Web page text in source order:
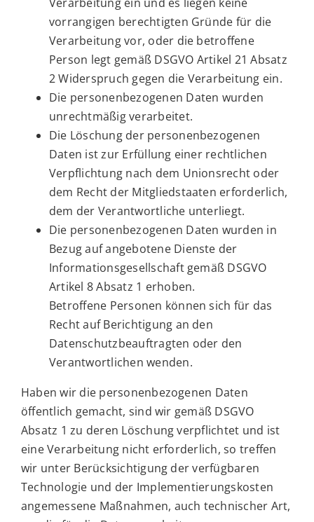
vorrangigen berechtigten Gründe für die
Verarbeitung vor, oder die betroffene
Person legt gemäß DSGVO Artikel 21 Absatz
2 Widerspruch gegen die Verarbeitung ein.
Die personenbezogenen Daten wurden
unrechtmäßig verarbeitet.
Die Löschung der personenbezogenen
Daten ist zur Erfüllung einer rechtlichen
Verpflichtung nach dem Unionsrecht oder
dem Recht der Mitgliedstaaten erforderlich,
dem der Verantwortliche unterliegt.
Die personenbezogenen Daten wurden in
Bezug auf angebotene Dienste der
Informationsgesellschaft gemäß DSGVO
Artikel 8 Absatz 1 erhoben.
Betroffene Personen können sich für das
Recht auf Berichtigung an den
Datenschutzbeauftragten oder den
Verantwortlichen wenden.
Haben wir die personenbezogenen Daten
öffentlich gemacht, sind wir gemäß DSGVO
Absatz 1 zu deren Löschung verpflichtet und ist
eine Verarbeitung nicht erforderlich, so treffen
wir unter Berücksichtigung der verfügbaren
Technologie und der Implementierungskosten
angemessene Maßnahmen, auch technischer Art,